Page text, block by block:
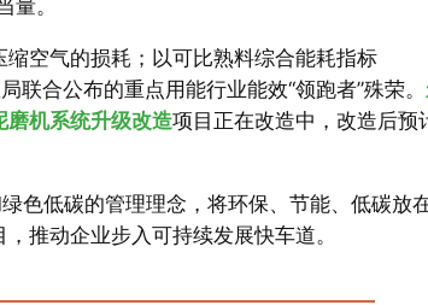
。
缩空气的损耗；以可比熟料综合能耗指标
合公布的重点用能行业能效“领跑者”殊荣。
磨机系统升级改造项目正在改造中，改造后预
色低碳的管理理念，将环保、节能、低碳放
推动企业步入可持续发展快车道。